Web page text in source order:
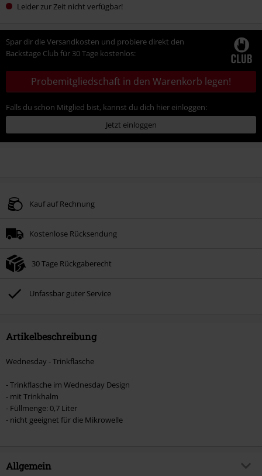
Leider zur Zeit nicht verfügbar!
Spar dir die Versandkosten und probiere direkt den
Backstage Club für 30 Tage kostenlos:
Probemitgliedschaft in den Warenkorb legen!
Falls du schon Mitglied bist, kannst du dich hier einloggen:
Jetzt einloggen
Kauf auf Rechnung
Kostenlose Rücksendung
30 Tage Rückgaberecht
Unfassbar guter Service
Artikelbeschreibung
Wednesday - Trinkflasche
- Trinkflasche im Wednesday Design
- mit Trinkhalm
- Füllmenge: 0,7 Liter
- nicht geeignet für die Mikrowelle
Allgemein